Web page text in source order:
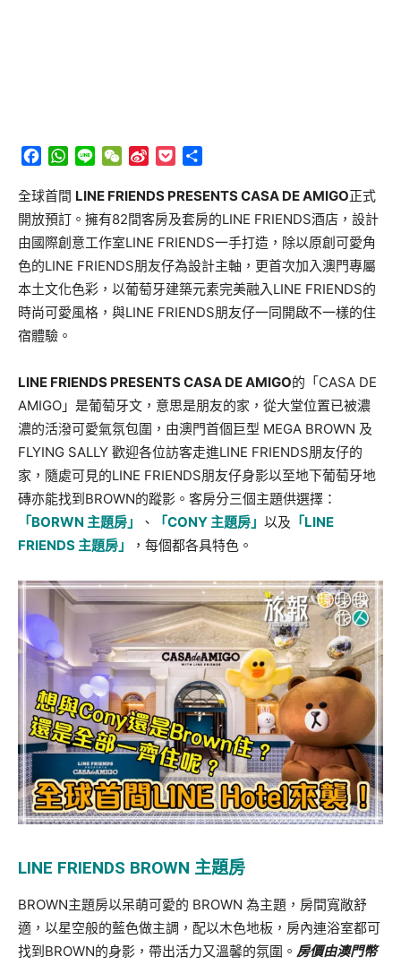
Facebook
WhatsApp
Line WeChat
Sina
Pocket
全球首間 LINE FRIENDS PRESENTS CASA DE AMIGO正式
開放預訂。擁有82間客房及套房的LINE FRIENDS酒店，設計
由國際創意工作室LINE FRIENDS一手打造，除以原創可愛角
色的LINE FRIENDS朋友仔為設計主軸，更首次加入澳門專屬
本土文化色彩，以葡萄牙建築元素完美融入LINE FRIENDS的
時尚可愛風格，與LINE FRIENDS朋友仔一同開啟不一樣的住
宿體驗。
LINE FRIENDS PRESENTS CASA DE AMIGO的「CASA DE
AMIGO」是葡萄牙文，意思是朋友的家，從大堂位置已被濃
濃的活潑可愛氣氛包圍，由澳門首個巨型 MEGA BROWN 及
FLYING SALLY 歡迎各位訪客走進LINE FRIENDS朋友仔的
家，隨處可見的LINE FRIENDS朋友仔身影以至地下葡萄牙地
磚亦能找到BROWN的蹤影。客房分三個主題供選擇：
「BORWN 主題房」
、 「CONY 主題房」 以及 「LINE
FRIENDS 主題房」
，每個都各具特色。
LINE FRIENDS BROWN 主題房
BROWN主題房以呆萌可愛的 BROWN 為主題，房間寬敞舒
適，以星空般的藍色做主調，配以木色地板，房內連浴室都可
找到BROWN的身影，帶出活力又溫馨的氛圍。 房價由澳門幣